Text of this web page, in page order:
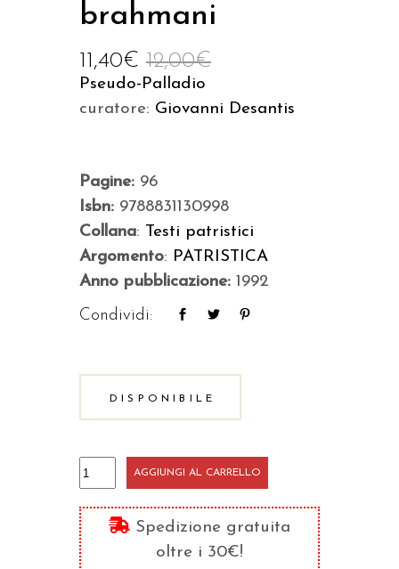
brahmani
12,00€
11,40€
Pseudo-Palladio
curatore: Giovanni Desantis
Pagine: 96
Isbn: 9788831130998
Collana: Testi patristici
Argomento: PATRISTICA
Anno pubblicazione: 1992
Condividi:
DISPONIBILE
Le
genti
dell'India
e
AGGIUNGI AL CARRELLO
Spedizione gratuita
oltre i 30€!